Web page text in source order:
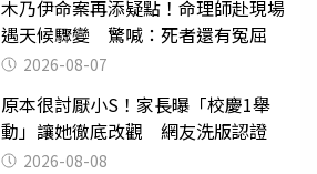
木乃伊命案再添疑點！命理師赴現場
遇天候驟變 驚喊：死者還有冤屈
2026-08-07
原本很討厭小S！家長曝「校慶1舉
動」讓她徹底改觀 網友洗版認證
2026-08-08